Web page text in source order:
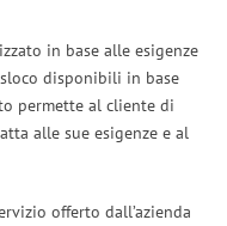
in base alle esigenze
disponibili in base
permette al cliente di
alle sue esigenze e al
offerto dall’azienda